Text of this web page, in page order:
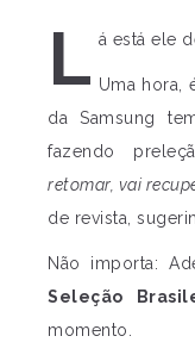
L á está ele
Uma hora,
da Samsung
fazendo
retomar, vai
de revista,
Não importa:
Seleção
momento.